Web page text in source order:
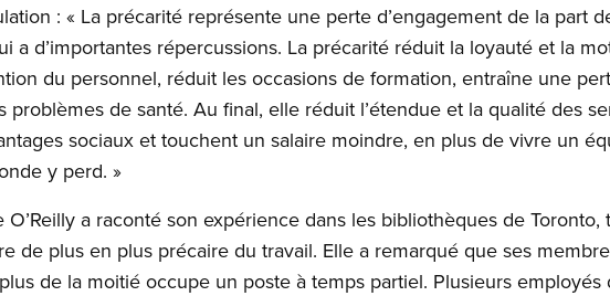
: « La précarité représente une perte d’engagement de la part
a d’importantes répercussions. La précarité réduit la loyauté et la
du personnel, réduit les occasions de formation, entraîne une
problèmes de santé. Au final, elle réduit l’étendue et la qualité des
sociaux et touchent un salaire moindre, en plus de vivre un
y perd. »
O’Reilly a raconté son expérience dans les bibliothèques de
de plus en plus précaire du travail. Elle a remarqué que ses
de la moitié occupe un poste à temps partiel. Plusieurs